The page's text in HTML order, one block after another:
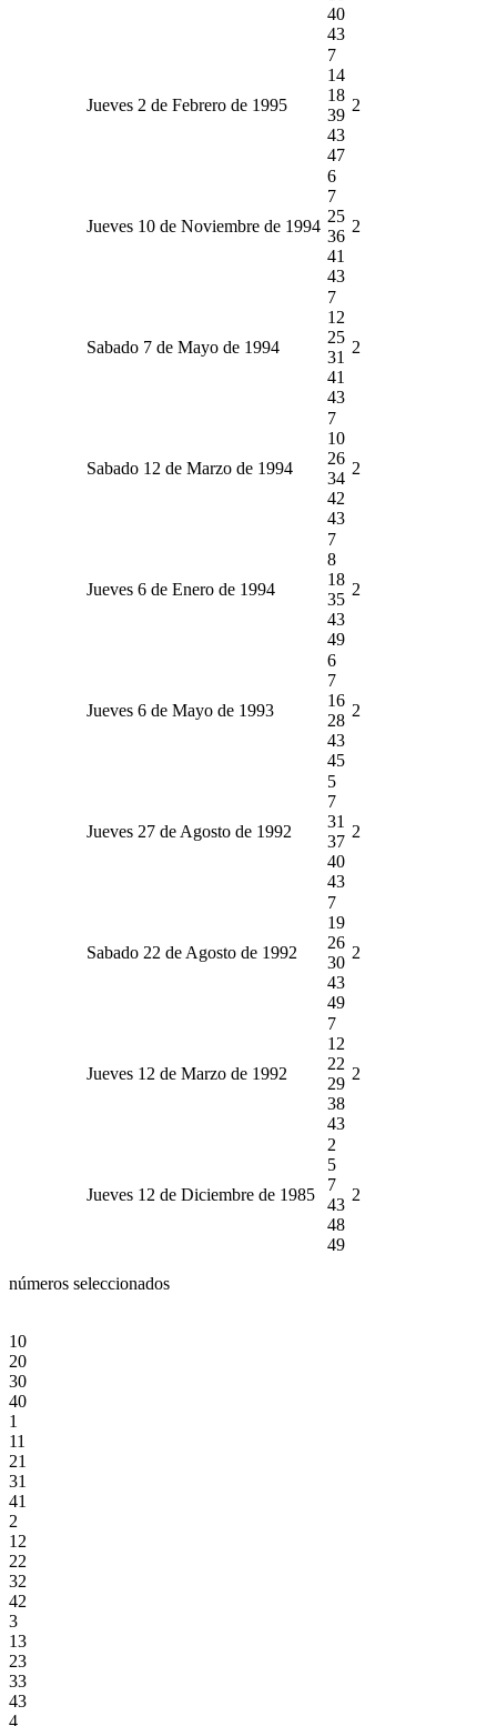
40
43
Jueves 2 de Febrero de 1995
7
14
18
39
43
47
2
Jueves 10 de Noviembre de 1994
6
7
25
36
41
43
2
Sabado 7 de Mayo de 1994
7
12
25
31
41
43
2
Sabado 12 de Marzo de 1994
7
10
26
34
42
43
2
Jueves 6 de Enero de 1994
7
8
18
35
43
49
2
Jueves 6 de Mayo de 1993
6
7
16
28
43
45
2
Jueves 27 de Agosto de 1992
5
7
31
37
40
43
2
Sabado 22 de Agosto de 1992
7
19
26
30
43
49
2
Jueves 12 de Marzo de 1992
7
12
22
29
38
43
2
Jueves 12 de Diciembre de 1985
2
5
7
43
48
49
2
números seleccionados
10
20
30
40
1
11
21
31
41
2
12
22
32
42
3
13
23
33
43
4